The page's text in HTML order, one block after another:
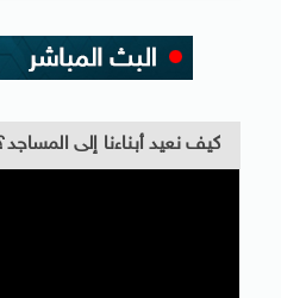
كيف نعيد أبناءنا إلى